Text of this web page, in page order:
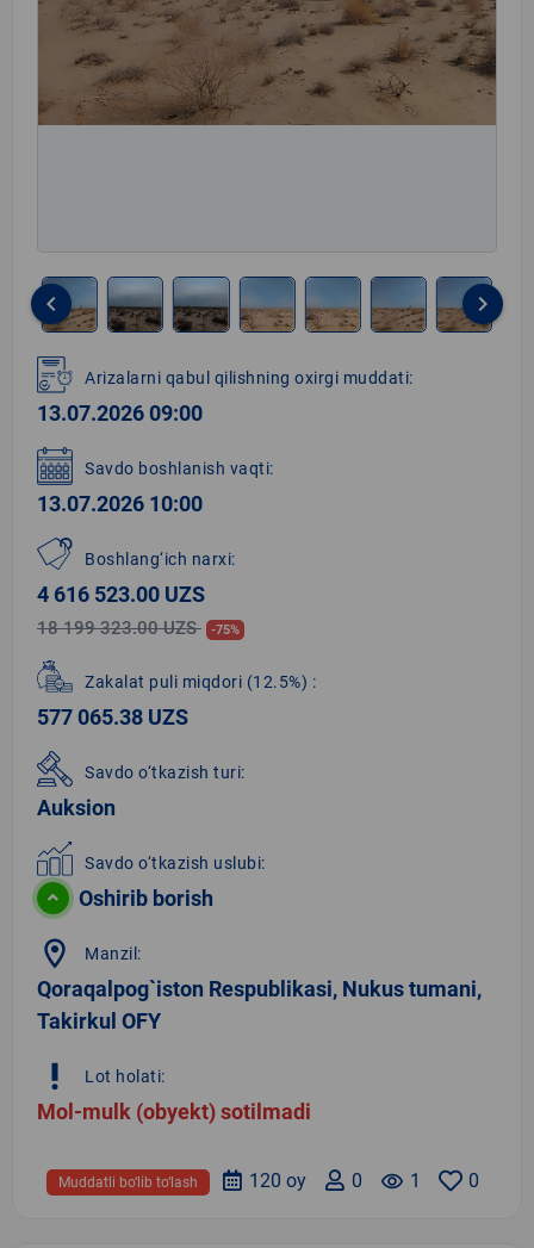
1
of
8
keyboard_arrow_left keyboard_arrow_right
Arizalarni qabul qilishning oxirgi muddati:
13.07.2026 09:00
Savdo boshlanish vaqti:
13.07.2026 10:00
Boshlang‘ich narxi:
4 616 523.00 UZS
18 199 323.00 UZS -75%
Zakalat puli miqdori (12.5%) :
577 065.38 UZS
Savdo o‘tkazish turi:
Auksion
Savdo o‘tkazish uslubi:
Oshirib borish
location_on Manzil:
Qoraqalpog`iston Respublikasi, Nukus tumani,
Takirkul OFY
priority_high Lot holati:
Mol-mulk (obyekt) sotilmadi
0
remove_red_eye 1
0
120 oy
Muddatli bo‘lib to‘lash